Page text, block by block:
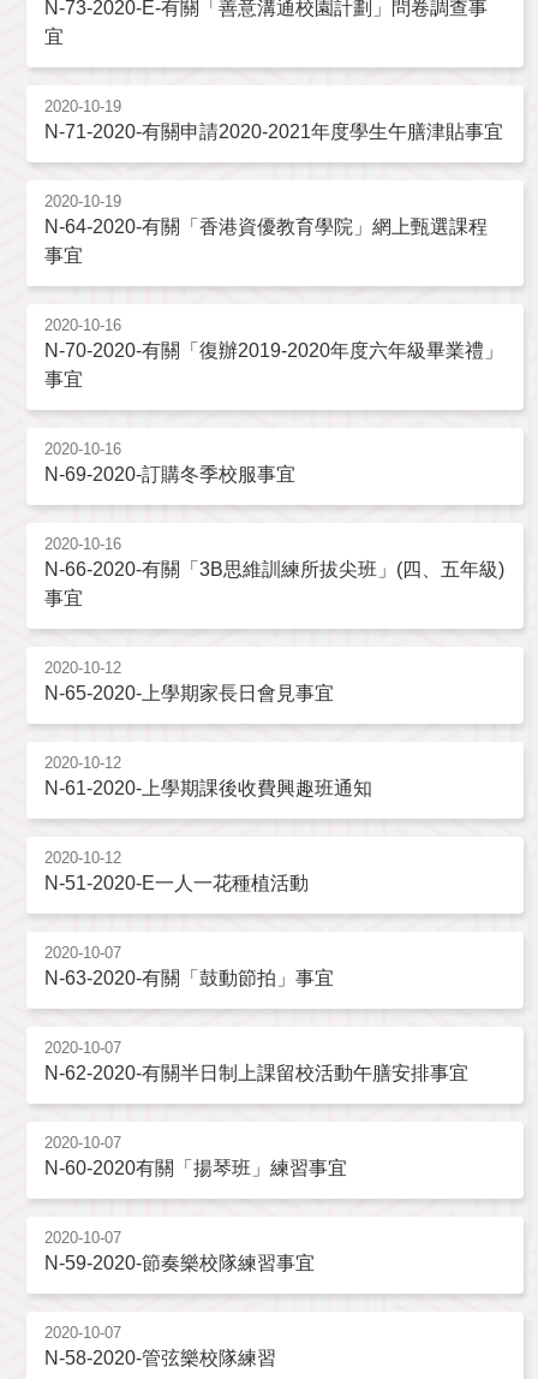
N-73-2020-E-有關「善意溝通校園計劃」問卷調查事
宜
2020-10-19
N-71-2020-有關申請2020-2021年度學生午膳津貼事宜
2020-10-19
N-64-2020-有關「香港資優教育學院」網上甄選課程
事宜
2020-10-16
N-70-2020-有關「復辦2019-2020年度六年級畢業禮」
事宜
2020-10-16
N-69-2020-訂購冬季校服事宜
2020-10-16
N-66-2020-有關「3B思維訓練所拔尖班」(四、五年級)
事宜
2020-10-12
N-65-2020-上學期家長日會見事宜
2020-10-12
N-61-2020-上學期課後收費興趣班通知
2020-10-12
N-51-2020-E一人一花種植活動
2020-10-07
N-63-2020-有關「鼓動節拍」事宜
2020-10-07
N-62-2020-有關半日制上課留校活動午膳安排事宜
2020-10-07
N-60-2020有關「揚琴班」練習事宜
2020-10-07
N-59-2020-節奏樂校隊練習事宜
2020-10-07
N-58-2020-管弦樂校隊練習